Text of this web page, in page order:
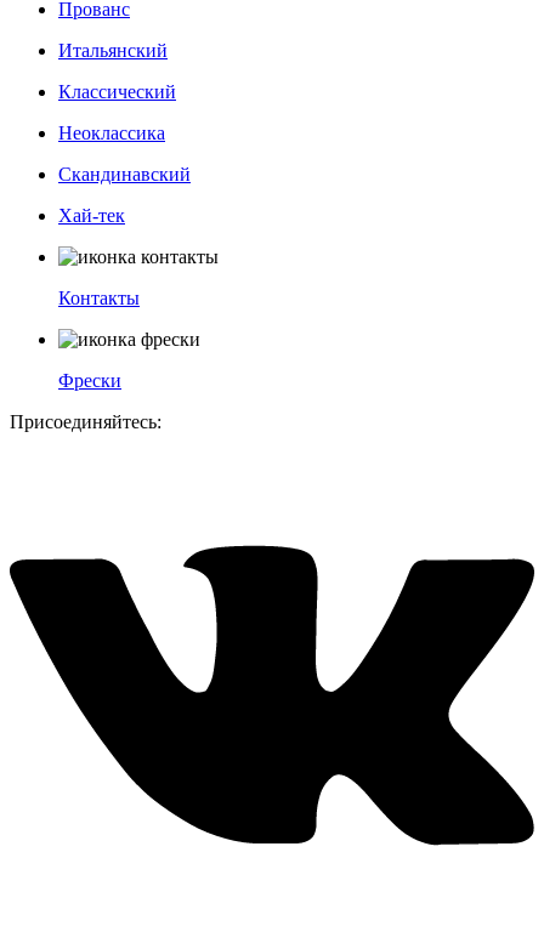
Прованс
Итальянский
Классический
Неоклассика
Скандинавский
Хай-тек
Контакты
Фрески
Присоединяйтесь: